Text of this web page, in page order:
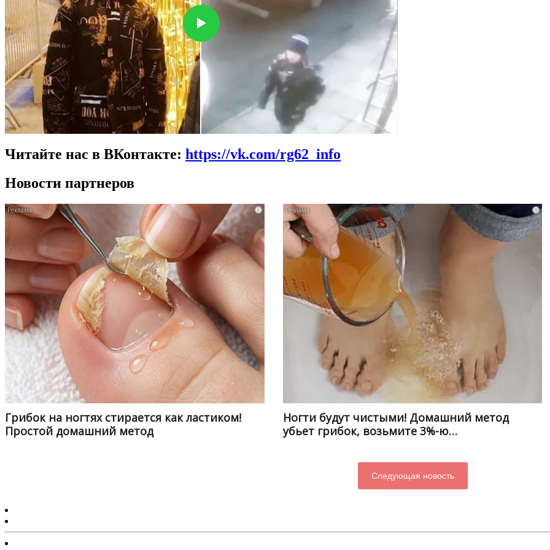
Читайте нас в ВКонтакте: https://vk.com/rg62_info
Новости партнеров
i
Грибок на ногтях стирается как ластиком!
Простой домашний метод
i
Ногти будут чистыми! Домашний метод
убьет грибок, возьмите 3%-ю…
Следующая новость